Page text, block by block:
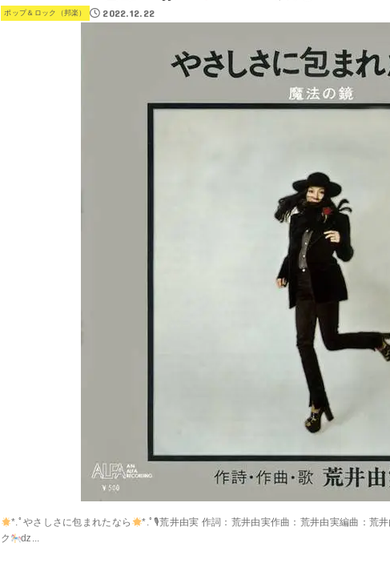
ポップ＆ロック（邦楽） 2022.12.22
*.ﾟやさしさに包まれたなら
*.ﾟ🎙荒井由実 作詞：荒井由実作曲：荒井由実編曲：荒
ク
ǳ...